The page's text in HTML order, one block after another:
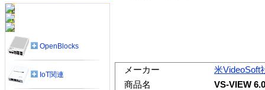
メーカー
米VideoSoft
商品名
VS-VIEW
OpenBlocks
IoT関連